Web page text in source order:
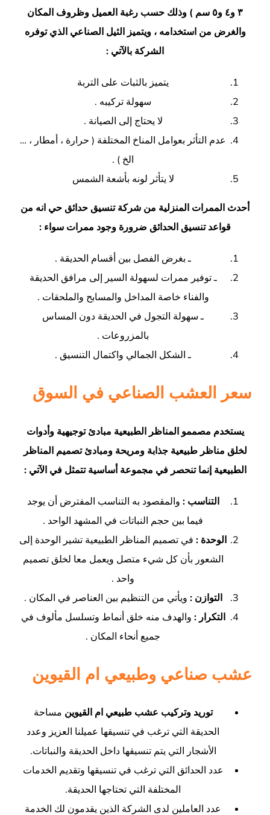
٣ و٤ و٥ سم ) وذلك حسب رغبة العميل وظروف المكان
والغرض من استخدامه ، ويتميز الثيل الصناعي الذي توفره
الشركة بالآتي :
يتميز بالثبات على التربة
سهولة تركيبه .
لا يحتاج إلى الصيانة .
عدم التأثر بعوامل المناخ المختلفة ( حرارة ، أمطار ، …
الخ ) .
لا يتأثر لونه بأشعة الشمس
أحدث الممرات المنزلية من شركة تنسيق حدائق حي انه من
قواعد تنسيق الحدائق ضرورة وجود ممرات سواء :
ـ بغرض الفصل بين أقسام الحديقة .
ـ توفير ممرات لسهولة السير إلى مرافق الحديقة
والفناء خاصة المداخل والمسابح والملحقات .
ـ سهولة التجول في الحديقة دون المساس
بالمزروعات .
ـ الشكل الجمالي واكتمال التنسيق .
سعر العشب الصناعي في السوق
يستخدم مصممو المناظر الطبيعية مبادئ توجيهية وأدوات
لخلق مناظر طبيعية جذابة ومريحة ومبادئ تصميم المناظر
الطبيعية إنما تنحصر في مجموعة أساسية تتمثل في الآتي :
التناسب : والمقصود به التناسب المفترض أن يوجد
فيما بين حجم النباتات في المشهد الواحد .
الوحدة : في تصميم المناظر الطبيعية تشير الوحدة إلى
الشعور بأن كل شيء متصل ويعمل معا لخلق تصميم
واحد .
التوازن : ويأتي من التنظيم بين العناصر في المكان .
التكرار : والهدف منه خلق أنماط وتسلسل مألوف في
جميع أنحاء المكان .
عشب صناعي وطبيعي ام القيوين
توريد وتركيب عشب طبيعي ام القيوين مساحة
الحديقة التي ترغب في تنسيقها عميلنا العزيز وعدد
الأشجار التي يتم تنسيقها داخل الحديقة والنباتات.
عدد الحدائق التي ترغب في تنسيقها وتقديم الخدمات
المختلفة التي تحتاجها الحديقة.
عدد العاملين لدى الشركة الذين يقدمون لك الخدمة